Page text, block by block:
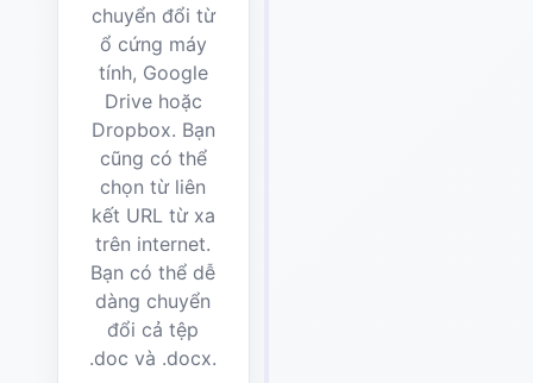
chuyển đổi từ
ổ cứng máy
tính, Google
Drive hoặc
Dropbox. Bạn
cũng có thể
chọn từ liên
kết URL từ xa
trên internet.
Bạn có thể dễ
dàng chuyển
đổi cả tệp
.doc và .docx.